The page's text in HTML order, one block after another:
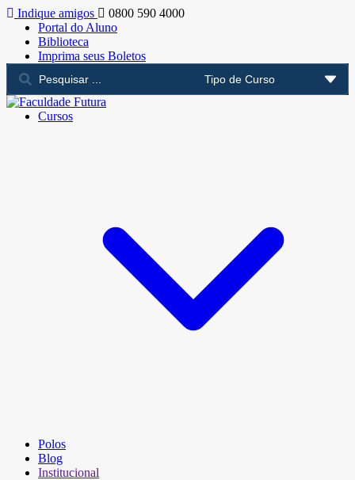
Indique amigos
0800 590 4000
Portal do Aluno
Biblioteca
Imprima seus Boletos
Cursos
Polos
Blog
Institucional